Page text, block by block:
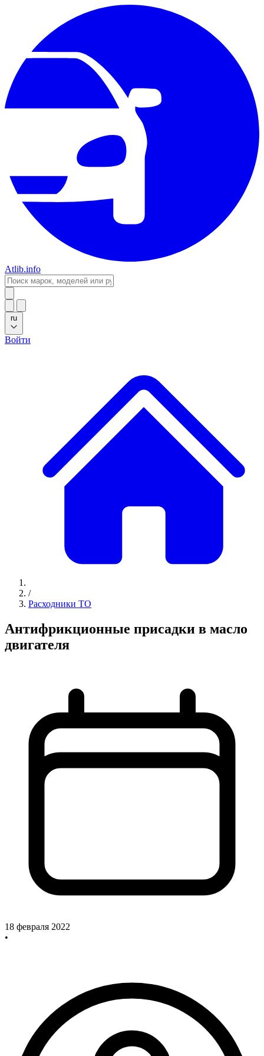
Atlib.info
ru
Войти
/
Расходники ТО
Антифрикционные присадки в масло
двигателя
18 февраля 2022
•